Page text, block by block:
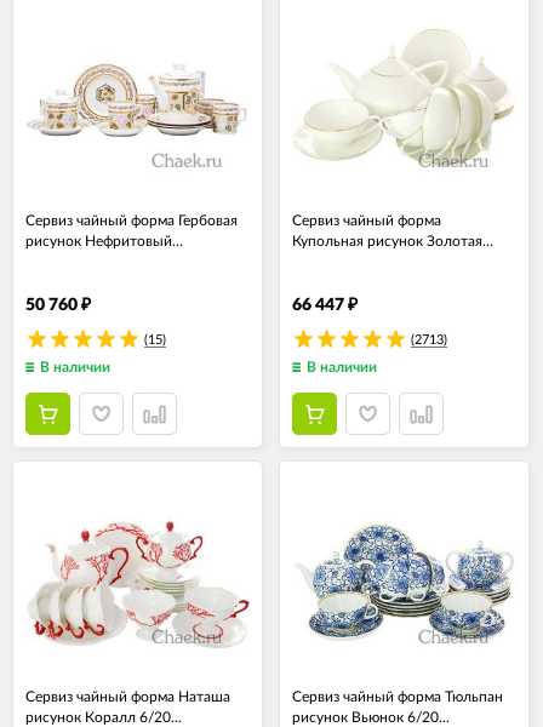
Сервиз чайный форма Гербовая
рисунок Нефритовый...
50 760 ₽
(15)
В наличии
Сервиз чайный форма
Купольная рисунок Золотая...
66 447₽
(2713)
В наличии
Сервиз чайный форма Наташа
рисунок Коралл 6/20...
Сервиз чайный форма Тюльпан
рисунок Вьюнок 6/20...